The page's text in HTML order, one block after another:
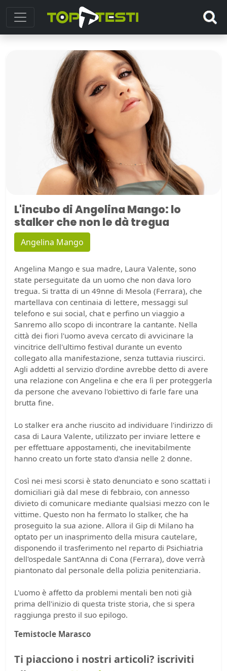
L'incubo di Angelina Mango: lo
stalker che non le dà tregua
Angelina Mango
Angelina Mango e sua madre, Laura Valente, sono
state perseguitate da un uomo che non dava loro
tregua. Si tratta di un 49nne di Mesola (Ferrara), che
martellava con centinaia di lettere, messaggi sul
telefono e sui social, chat e perfino un viaggio a
Sanremo allo scopo di incontrare la cantante. Nella
città dei fiori l'uomo aveva cercato di avvicinare la
vincitrice dell'ultimo festival durante un evento
collegato alla manifestazione, senza tuttavia riuscirci.
Agli addetti al servizio d'ordine avrebbe detto di avere
una relazione con Angelina e che era lì per proteggerla
da persone che avevano l'obiettivo di farle fare una
brutta fine.
Lo stalker era anche riuscito ad individuare l'indirizzo di
casa di Laura Valente, utilizzato per inviare lettere e
per effettuare appostamenti, che inevitabilmente
hanno creato un forte stato d'ansia nelle 2 donne.
Così nei mesi scorsi è stato denunciato e sono scattati i
domiciliari già dal mese di febbraio, con annesso
divieto di comunicare mediante qualsiasi mezzo con le
vittime. Questo non ha fermato lo stalker, che ha
proseguito la sua azione. Allora il Gip di Milano ha
optato per un inasprimento della misura cautelare,
disponendo il trasferimento nel reparto di Psichiatria
dell'ospedale Sant'Anna di Cona (Ferrara), dove verrà
piantonato dal personale della polizia penitenziaria.
L'uomo è affetto da problemi mentali ben noti già
prima dell'inizio di questa triste storia, che si spera
raggiunga presto il suo epilogo.
Temistocle Marasco
Ti piacciono i nostri articoli? iscriviti